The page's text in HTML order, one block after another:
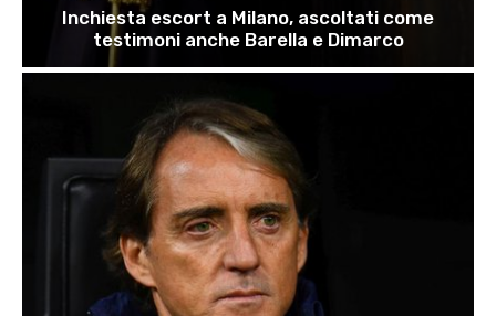
Inchiesta escort a Milano, ascoltati come
testimoni anche Barella e Dimarco